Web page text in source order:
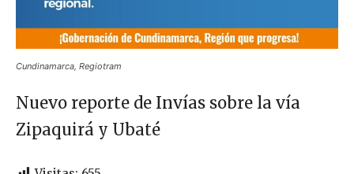
Cundinamarca, Regiotram
Nuevo reporte de Invías sobre la vía
Zipaquirá y Ubaté